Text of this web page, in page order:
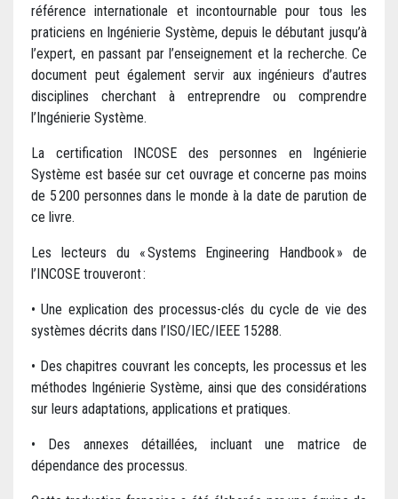
référence internationale et incontournable pour tous les
praticiens en Ingénierie Système, depuis le débutant jusqu’à
l’expert, en passant par l’enseignement et la recherche. Ce
document peut également servir aux ingénieurs d’autres
disciplines cherchant à entreprendre ou comprendre
l’Ingénierie Système.
La certification INCOSE des personnes en Ingénierie
Système est basée sur cet ouvrage et concerne pas moins
de 5 200 personnes dans le monde à la date de parution de
ce livre.
Les lecteurs du « Systems Engineering Handbook » de
l’INCOSE trouveront :
• Une explication des processus-clés du cycle de vie des
systèmes décrits dans l’ISO/IEC/IEEE 15288.
• Des chapitres couvrant les concepts, les processus et les
méthodes Ingénierie Système, ainsi que des considérations
sur leurs adaptations, applications et pratiques.
• Des annexes détaillées, incluant une matrice de
dépendance des processus.